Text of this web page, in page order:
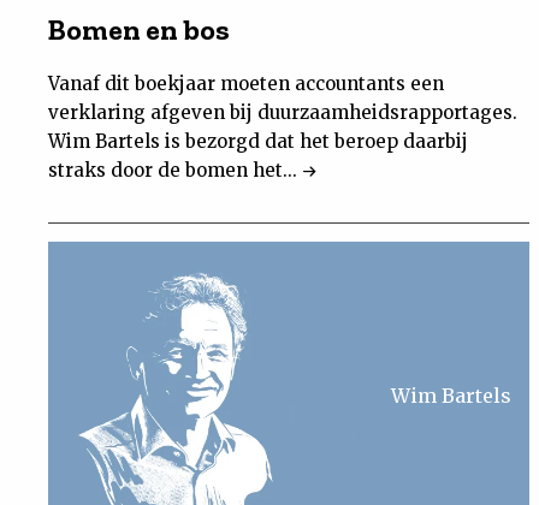
Bomen en bos
Vanaf dit boekjaar moeten accountants een
verklaring afgeven bij duurzaamheidsrapportages.
Wim Bartels is bezorgd dat het beroep daarbij
straks door de bomen het...
Wim Bartels